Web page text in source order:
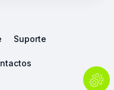
Suporte